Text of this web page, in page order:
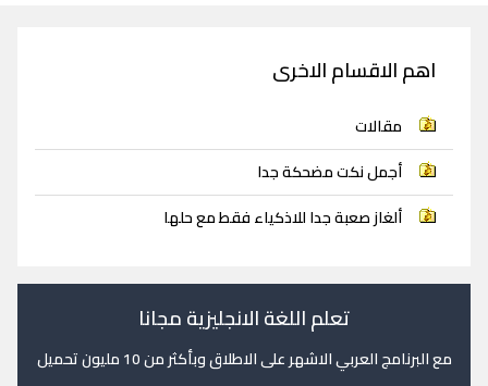
اهم الاقسام الاخرى
مقالات
أجمل نكت مضحكة جدا
ألغاز صعبة جدا للاذكياء فقط مع حلها
تعلم اللغة الانجليزية مجانا
مع البرنامج العربي الاشهر على الاطلاق وبأكثر من 10 مليون تحميل